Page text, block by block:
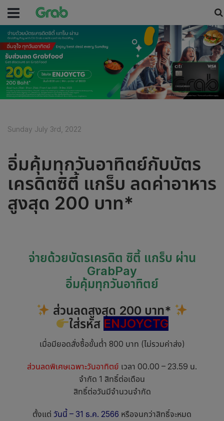
Sunday July 3rd, 2022
อิ่มคุ้มทุกวันอาทิตย์กับบัตร
เครดิตซิตี้ แกร็บ ลดค่าอาหาร
สูงสุด 200 บาท*
จ่ายด้วยบัตรเครดิต ซิตี้ แกร็บ ผ่าน
GrabPay
อิ่มคุ้มทุกวันอาทิตย์
ส่วนลดสูงสุด 200 บาท*
ใส่รหัส ENJOYCTG
เมื่อมียอดสั่งซื้อขั้นต่ำ 800 บาท (ไม่รวมค่าส่ง)
ส่วนลดพิเศษเฉพาะวันอาทิตย์ เวลา 00.00 – 23.59 น.
จำกัด 1 สิทธิ์ต่อเดือน
สิทธิ์ต่อวันมีจำนวนจำกัด
ตั้งแต่ วันนี้ – 31 ธ.ค. 2566 หรือจนกว่าสิทธิ์จะหมด